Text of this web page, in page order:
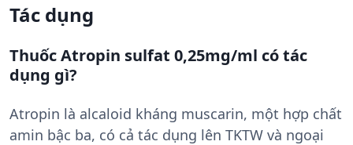
Tác dụng
Thuốc Atropin sulfat 0,25mg/ml có tác
dụng gì?
Atropin là alcaloid kháng muscarin, một hợp chất
amin bậc ba, có cả tác dụng lên TKTW và ngoại